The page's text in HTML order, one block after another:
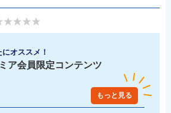
にオススメ！
ア会員限定コンテンツ
もっと見る